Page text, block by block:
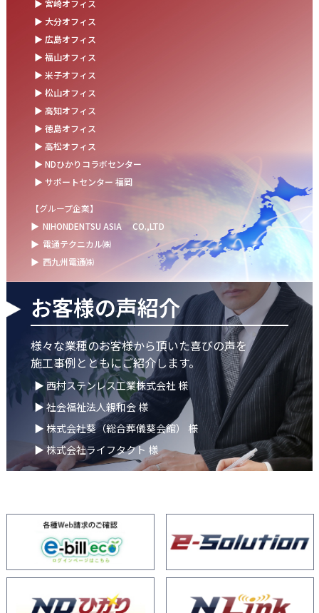
お盆の休業に伴うお知らせ
2025.07.11
事務部会＆懇親会を開催しました！
2025.06.27
＼新卒第9期生 辞令交付式を開催しました／
ウォーターサーバー設置完了！～健康経営の取組み～
▶ 宮崎オフィス
▶ 大分オフィス
▶ 広島オフィス
▶ 福山オフィス
▶ 米子オフィス
▶ 松山オフィス
▶ 高知オフィス
▶ 徳島オフィス
▶ 高松オフィス
▶ NDひかりコラボセンター
▶ サポートセンター 福岡
【グループ企業】
▶ NIHONDENTSU ASIA CO.,LTD
▶ 電通テクニカル㈱
▶ 西九州電通㈱
お客様の声紹介
様々な業種のお客様から頂いた喜びの声を
施工事例とともにご紹介します。
▶ 西村ステンレス工業株式会社 様
▶ 社会福祉法人親和会 様
▶ 株式会社葵（総合葬儀葵会館） 様
▶ 株式会社ライフタクト 様